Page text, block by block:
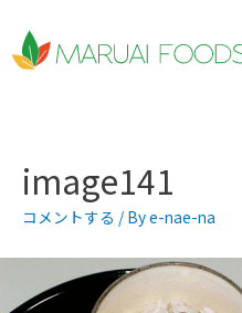
image141
コメントする / Bye-nae-na